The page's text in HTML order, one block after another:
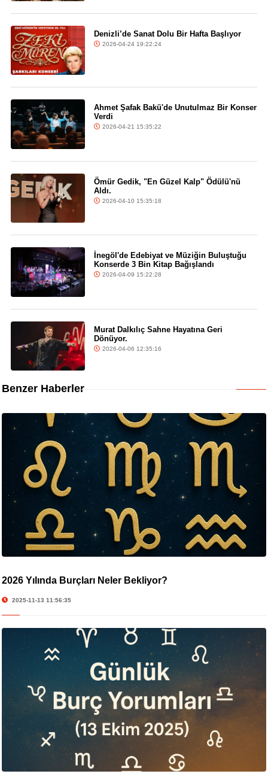
Denizli’de Sanat Dolu Bir Hafta Başlıyor
2026-04-24 19:22:24
Ahmet Şafak Bakü'de Unutulmaz Bir Konser
Verdi
2026-04-21 15:35:22
Ömür Gedik, "En Güzel Kalp" Ödülü'nü
Aldı.
2026-04-10 15:35:18
İnegöl'de Edebiyat ve Müziğin Buluştuğu
Konserde 3 Bin Kitap Bağışlandı
2026-04-09 15:22:28
Murat Dalkılıç Sahne Hayatına Geri
Dönüyor.
2026-04-06 12:35:16
Benzer Haberler
2026 Yılında Burçları Neler Bekliyor?
2025-11-13 11:56:35